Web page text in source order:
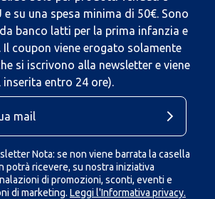
e su una spesa minima di 50€. Sono
banco latti per la prima infanzia e
Il coupon viene erogato solamente
si iscrivono alla newsletter e viene
entro 24 ore).
Nota: se non viene barrata la casella
potrà ricevere, su nostra iniziativa
di promozioni, sconti, eventi e
di marketing. Leggi l'Informativa privacy.